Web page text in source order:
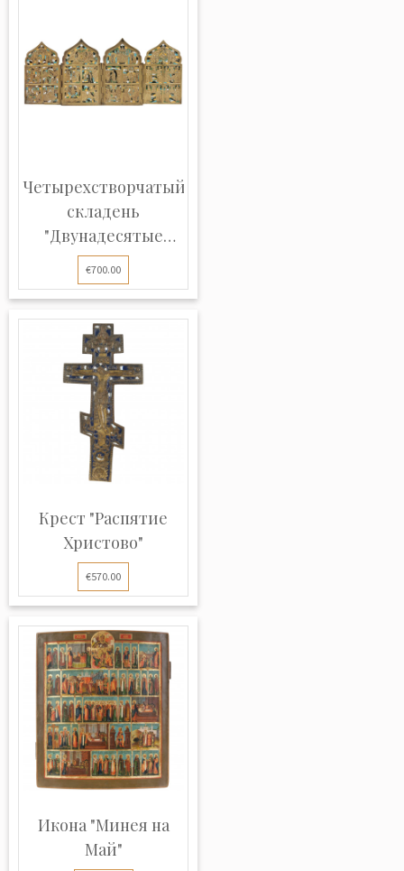
Четырехстворчатый
складень
"Двунадесятые
Праз...
€700.00
Крест "Распятие
Христово"
€570.00
Икона "Минея на
Май"